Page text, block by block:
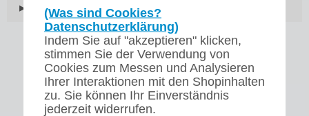
(Was sind Cookies?
Datenschutzerklärung)
Indem Sie auf "akzeptieren" klicken,
stimmen Sie der Verwendung von
Cookies zum Messen und Analysieren
Ihrer Interaktionen mit den Shopinhalten
zu. Sie können Ihr Einverständnis
jederzeit widerrufen.
▸Widerrufsbelehrung